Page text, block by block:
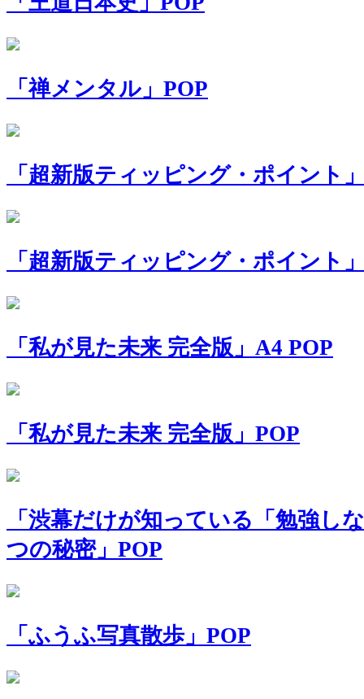
「禅メンタル」POP
「超新版ティッピング・ポイント
「超新版ティッピング・ポイント
「私が見た未来 完全版」A4 POP
「私が見た未来 完全版」POP
「渋幕だけが知っている「勉強し
つの秘密」POP
「ふうふ写真散歩」POP